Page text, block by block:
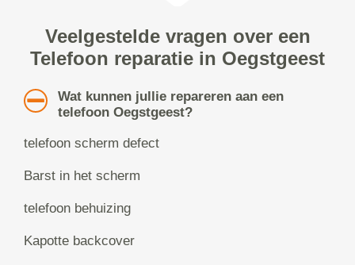
Veelgestelde vragen over een
Telefoon reparatie in Oegstgeest
Wat kunnen jullie repareren aan een
telefoon Oegstgeest?
telefoon scherm defect
Barst in het scherm
telefoon behuizing
Kapotte backcover